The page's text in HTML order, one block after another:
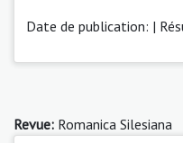
Date de publication: |
Revue: Romanica Silesiana